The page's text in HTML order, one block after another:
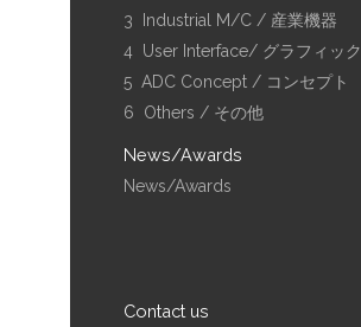
3 Industrial M/C / 産業機器
4 User Interface/ グラフィック
5 ADC Concept / コンセプト
6 Others / その他
News/Awards
News/Awards
Contact us